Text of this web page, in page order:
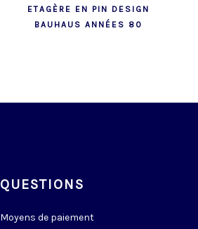
ETAGÈRE EN PIN DESIGN
BAUHAUS ANNÉES 80
QUESTIONS
Moyens de paiement